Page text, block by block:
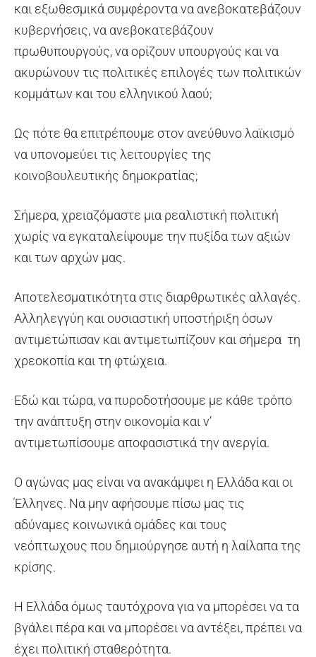
και εξωθεσμικά συμφέροντα να ανεβοκατεβάζουν
κυβερνήσεις, να ανεβοκατεβάζουν
πρωθυπουργούς, να ορίζουν υπουργούς και να
ακυρώνουν τις πολιτικές επιλογές των πολιτικών
κομμάτων και του ελληνικού λαού;
Ως πότε θα επιτρέπουμε στον ανεύθυνο λαϊκισμό
να υπονομεύει τις λειτουργίες της
κοινοβουλευτικής δημοκρατίας;
Σήμερα, χρειαζόμαστε μια ρεαλιστική πολιτική
χωρίς να εγκαταλείψουμε την πυξίδα των αξιών
και των αρχών μας.
Αποτελεσματικότητα στις διαρθρωτικές αλλαγές.
Αλληλεγγύη και ουσιαστική υποστήριξη όσων
αντιμετώπισαν και αντιμετωπίζουν και σήμερα τη
χρεοκοπία και τη φτώχεια.
Εδώ και τώρα, να πυροδοτήσουμε με κάθε τρόπο
την ανάπτυξη στην οικονομία και ν’
αντιμετωπίσουμε αποφασιστικά την ανεργία.
Ο αγώνας μας είναι να ανακάμψει η Ελλάδα και οι
Έλληνες. Να μην αφήσουμε πίσω μας τις
αδύναμες κοινωνικά ομάδες και τους
νεόπτωχους που δημιούργησε αυτή η λαίλαπα της
κρίσης.
Η Ελλάδα όμως ταυτόχρονα για να μπορέσει να τα
βγάλει πέρα και να μπορέσει να αντέξει, πρέπει να
έχει πολιτική σταθερότητα.